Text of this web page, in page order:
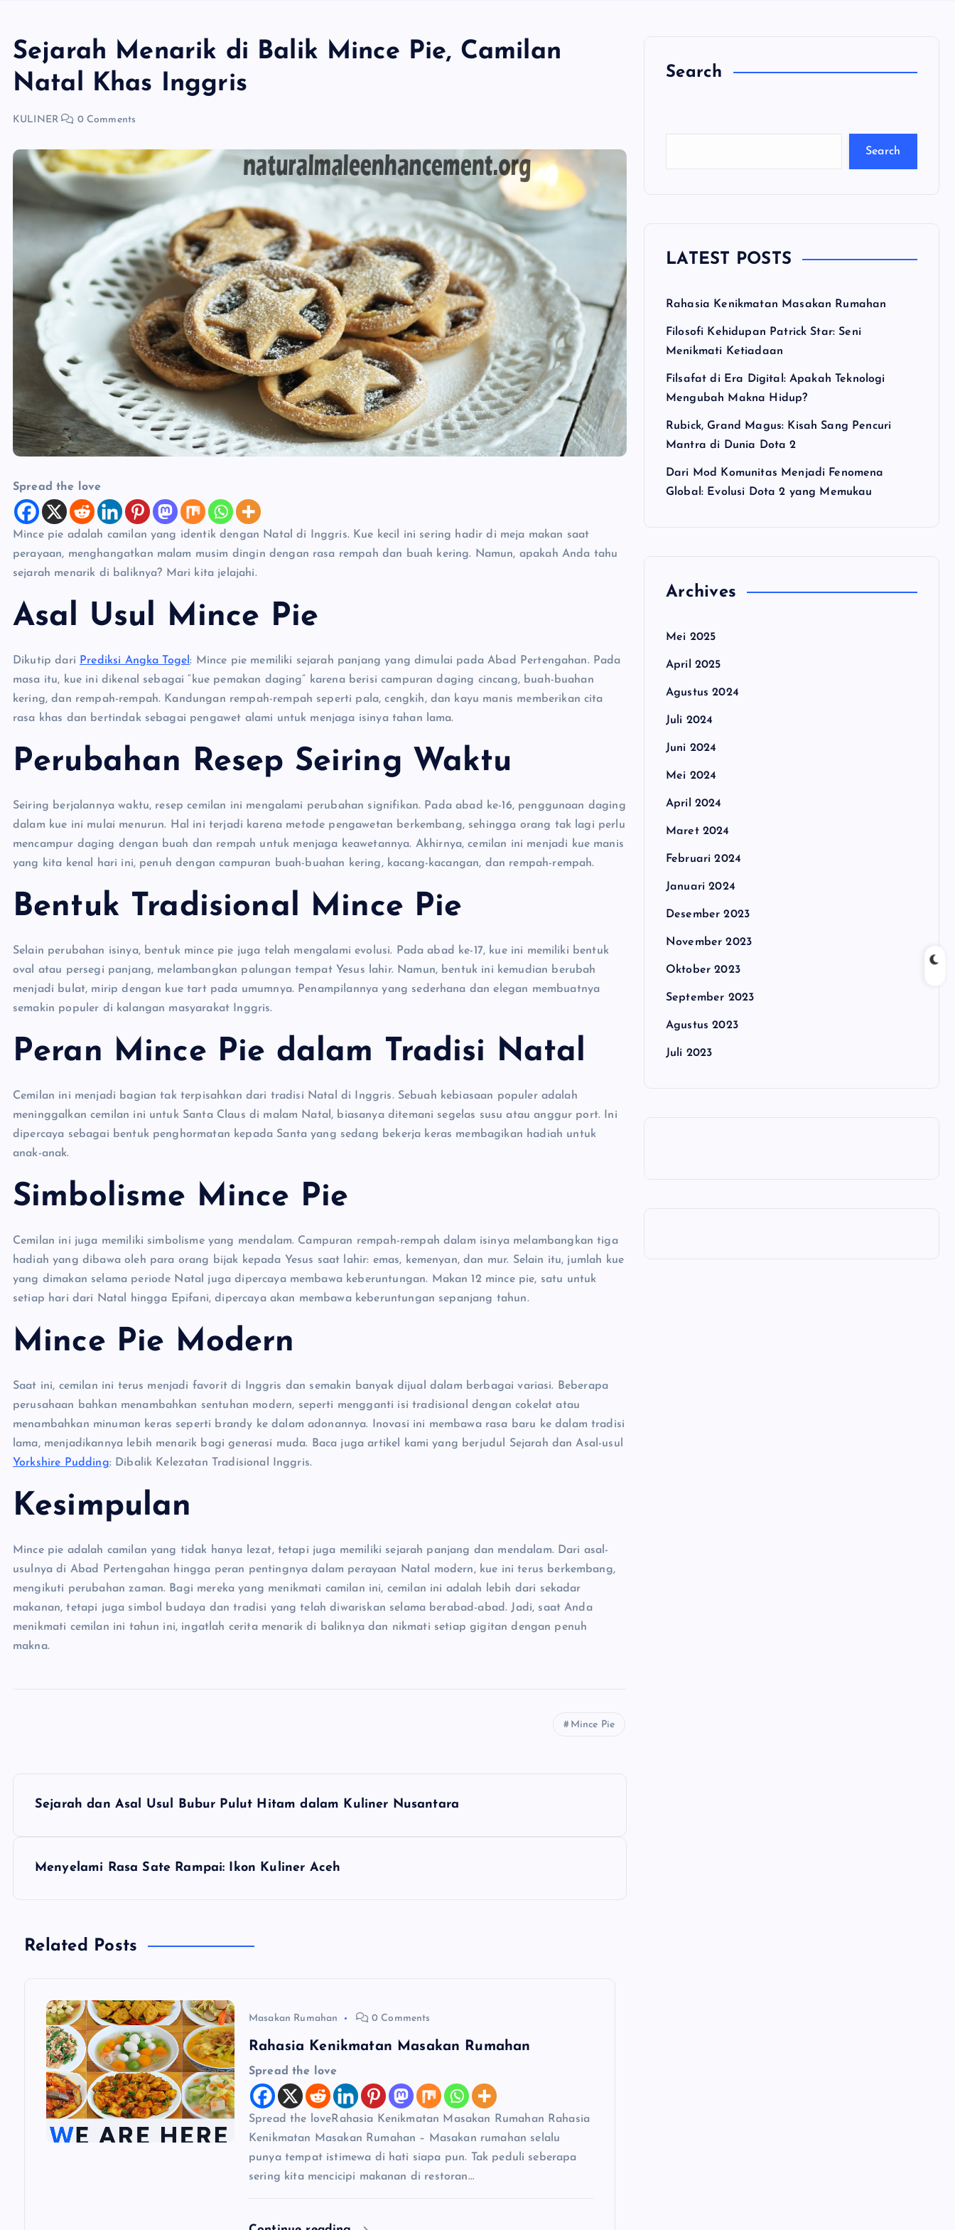
Sejarah Menarik di Balik Mince Pie, Camilan
Natal Khas Inggris
KULINER 0 Comments
Spread the love
Mince pie adalah camilan yang identik dengan Natal di Inggris. Kue kecil ini sering hadir di meja makan saat
perayaan, menghangatkan malam musim dingin dengan rasa rempah dan buah kering. Namun, apakah Anda tahu
sejarah menarik di baliknya? Mari kita jelajahi.
Asal Usul Mince Pie
Dikutip dari Prediksi Angka Togel: Mince pie memiliki sejarah panjang yang dimulai pada Abad Pertengahan. Pada
masa itu, kue ini dikenal sebagai “kue pemakan daging” karena berisi campuran daging cincang, buah-buahan
kering, dan rempah-rempah. Kandungan rempah-rempah seperti pala, cengkih, dan kayu manis memberikan cita
rasa khas dan bertindak sebagai pengawet alami untuk menjaga isinya tahan lama.
Perubahan Resep Seiring Waktu
Seiring berjalannya waktu, resep cemilan ini mengalami perubahan signifikan. Pada abad ke-16, penggunaan daging
dalam kue ini mulai menurun. Hal ini terjadi karena metode pengawetan berkembang, sehingga orang tak lagi perlu
mencampur daging dengan buah dan rempah untuk menjaga keawetannya. Akhirnya, cemilan ini menjadi kue manis
yang kita kenal hari ini, penuh dengan campuran buah-buahan kering, kacang-kacangan, dan rempah-rempah.
Bentuk Tradisional Mince Pie
Selain perubahan isinya, bentuk mince pie juga telah mengalami evolusi. Pada abad ke-17, kue ini memiliki bentuk
oval atau persegi panjang, melambangkan palungan tempat Yesus lahir. Namun, bentuk ini kemudian berubah
menjadi bulat, mirip dengan kue tart pada umumnya. Penampilannya yang sederhana dan elegan membuatnya
semakin populer di kalangan masyarakat Inggris.
Peran Mince Pie dalam Tradisi Natal
Cemilan ini menjadi bagian tak terpisahkan dari tradisi Natal di Inggris. Sebuah kebiasaan populer adalah
meninggalkan cemilan ini untuk Santa Claus di malam Natal, biasanya ditemani segelas susu atau anggur port. Ini
dipercaya sebagai bentuk penghormatan kepada Santa yang sedang bekerja keras membagikan hadiah untuk
anak-anak.
Simbolisme Mince Pie
Cemilan ini juga memiliki simbolisme yang mendalam. Campuran rempah-rempah dalam isinya melambangkan tiga
hadiah yang dibawa oleh para orang bijak kepada Yesus saat lahir: emas, kemenyan, dan mur. Selain itu, jumlah kue
yang dimakan selama periode Natal juga dipercaya membawa keberuntungan. Makan 12 mince pie, satu untuk
setiap hari dari Natal hingga Epifani, dipercaya akan membawa keberuntungan sepanjang tahun.
Mince Pie Modern
Saat ini, cemilan ini terus menjadi favorit di Inggris dan semakin banyak dijual dalam berbagai variasi. Beberapa
perusahaan bahkan menambahkan sentuhan modern, seperti mengganti isi tradisional dengan cokelat atau
menambahkan minuman keras seperti brandy ke dalam adonannya. Inovasi ini membawa rasa baru ke dalam tradisi
lama, menjadikannya lebih menarik bagi generasi muda. Baca juga artikel kami yang berjudul Sejarah dan Asal-usul
Yorkshire Pudding: Dibalik Kelezatan Tradisional Inggris.
Kesimpulan
Mince pie adalah camilan yang tidak hanya lezat, tetapi juga memiliki sejarah panjang dan mendalam. Dari asal-
usulnya di Abad Pertengahan hingga peran pentingnya dalam perayaan Natal modern, kue ini terus berkembang,
mengikuti perubahan zaman. Bagi mereka yang menikmati camilan ini, cemilan ini adalah lebih dari sekadar
makanan, tetapi juga simbol budaya dan tradisi yang telah diwariskan selama berabad-abad. Jadi, saat Anda
menikmati cemilan ini tahun ini, ingatlah cerita menarik di baliknya dan nikmati setiap gigitan dengan penuh
makna.
Mince Pie
N
g
Sejarah dan Asal Usul Bubur Pulut Hitam dalam Kuliner Nusantara
Menyelami Rasa Sate Rampai: Ikon Kuliner Aceh
Related Posts
Masakan Rumahan 0 Comments
Rahasia Kenikmatan Masakan Rumahan
Spread the love
Spread the loveRahasia Kenikmatan Masakan Rumahan Rahasia
Kenikmatan Masakan Rumahan – Masakan rumahan selalu
punya tempat istimewa di hati siapa pun. Tak peduli seberapa
sering kita mencicipi makanan di restoran…
Search
C
Search
LATEST POSTS
Rahasia Kenikmatan Masakan Rumahan
Filosofi Kehidupan Patrick Star: Seni
Menikmati Ketiadaan
Filsafat di Era Digital: Apakah Teknologi
Mengubah Makna Hidup?
Rubick, Grand Magus: Kisah Sang Pencuri
Mantra di Dunia Dota 2
Dari Mod Komunitas Menjadi Fenomena
Global: Evolusi Dota 2 yang Memukau
Archives
Mei 2025
April 2025
Agustus 2024
Juli 2024
Juni 2024
Mei 2024
April 2024
Maret 2024
Februari 2024
Januari 2024
Desember 2023
November 2023
Oktober 2023
September 2023
Agustus 2023
Juli 2023